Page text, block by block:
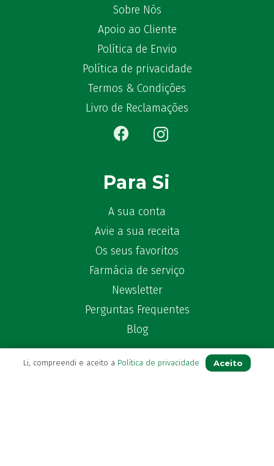
Sobre Nós
Apoio ao Cliente
Política de Envio
Política de privacidade
Termos & Condições
Livro de Reclamações
Para Si
A sua conta
Avie a sua receita
Os seus favoritos
Farmácia de serviço
Newsletter
Perguntas Frequentes
Blog
Li, compreendi e aceito a Política de privacidade Aceito